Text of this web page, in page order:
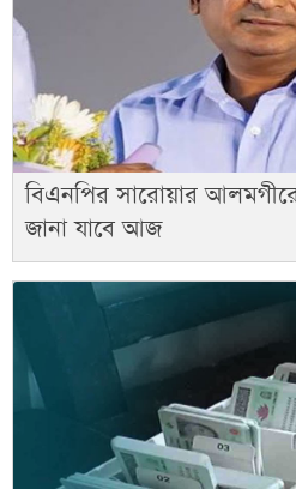
বিএনপির সারোয়ার আলমগীরের
জানা যাবে আজ